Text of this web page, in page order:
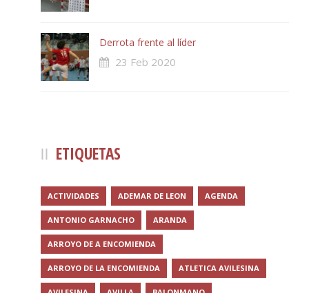
Derrota frente al líder
23 Feb 2020
ETIQUETAS
ACTIVIDADES ADEMAR DE LEON AGENDA
ANTONIO GARNACHO ARANDA
ARROYO DE A ENCOMIENDA
ARROYO DE LA ENCOMIENDA ATLETICA AVILESINA